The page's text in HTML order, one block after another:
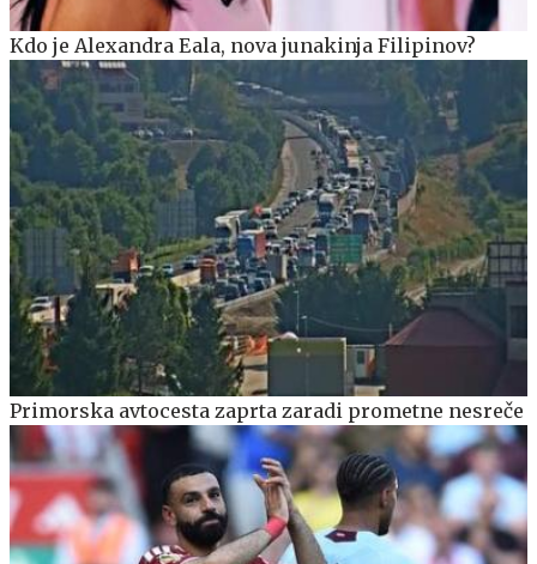
Kdo je Alexandra Eala, nova junakinja Filipinov?
Primorska avtocesta zaprta zaradi prometne nesreče